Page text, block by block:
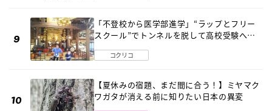
「不登校から医学部進学」“ラップとフリー
スクール”でトンネルを脱して高校受験へ
コクリコ
【夏休みの宿題、まだ間に合う！】ミヤマク
ワガタが消える前に知りたい日本の異変